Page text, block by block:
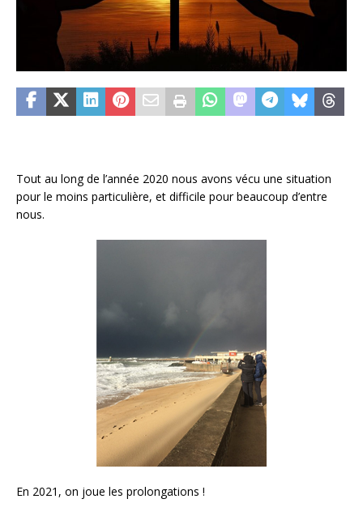
Tout au long de l’année 2020 nous avons vécu une situation
pour le moins particulière, et difficile pour beaucoup d’entre
nous.
En 2021, on joue les prolongations !